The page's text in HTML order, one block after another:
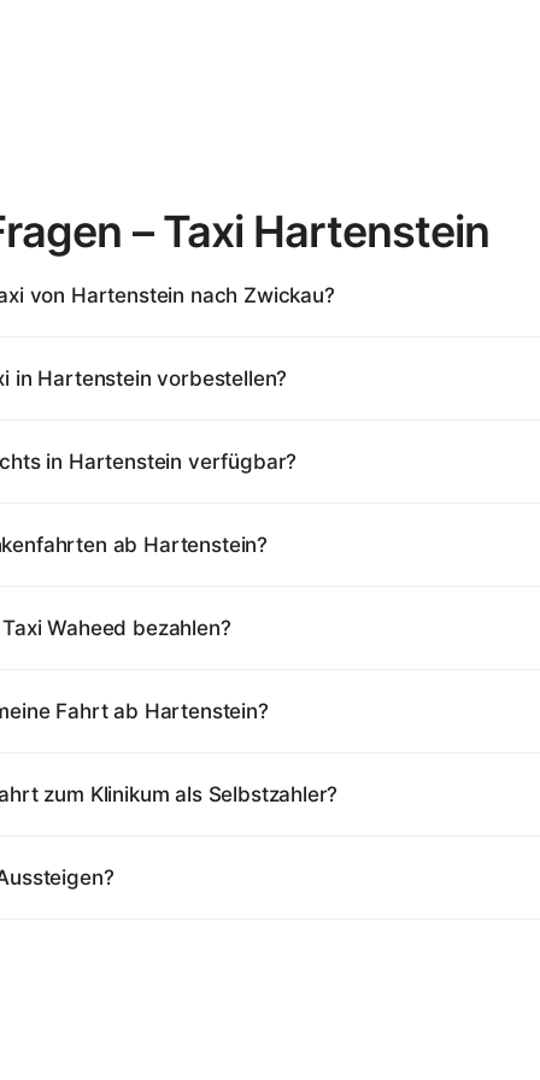
– Taxi Hartenstein
von Hartenstein nach Zwickau?
in Hartenstein vorbestellen?
in Hartenstein verfügbar?
ab Hartenstein?
Waheed bezahlen?
Fahrt ab Hartenstein?
zum Klinikum als Selbstzahler?